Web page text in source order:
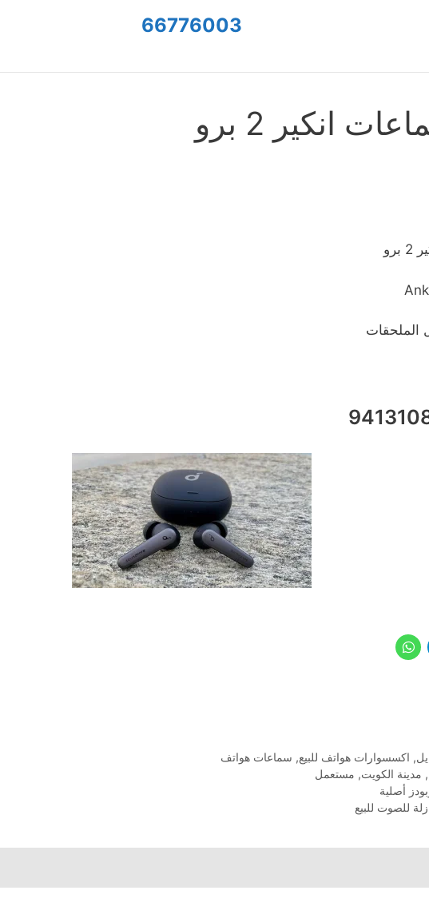
66776003
انكير 2 برو
الملحقات
, اكسسوارات هواتف للبيع, سماعات هواتف
, مدينة الكويت, مستعمل
أصلية